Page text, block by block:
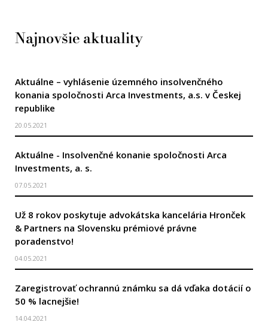
Najnovšie aktuality
Aktuálne – vyhlásenie územného insolvenčného
konania spoločnosti Arca Investments, a.s. v Českej
republike
20.05.2021
Aktuálne - Insolvenčné konanie spoločnosti Arca
Investments, a. s.
07.05.2021
Už 8 rokov poskytuje advokátska kancelária Hronček
& Partners na Slovensku prémiové právne
poradenstvo!
04.05.2021
Zaregistrovať ochrannú známku sa dá vďaka dotácií o
50 % lacnejšie!
14.04.2021